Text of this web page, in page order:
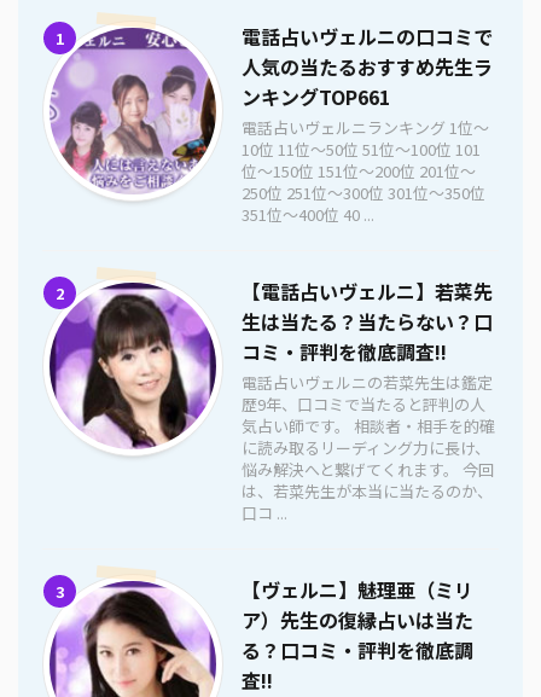
1
電話占いヴェルニの口コミで
人気の当たるおすすめ先生ラ
ンキングTOP661
電話占いヴェルニランキング 1位〜
10位 11位〜50位 51位〜100位 101
位〜150位 151位〜200位 201位〜
250位 251位〜300位 301位〜350位
351位〜400位 40 ...
2
【電話占いヴェルニ】若菜先
生は当たる？当たらない？口
コミ・評判を徹底調査!!
電話占いヴェルニの若菜先生は鑑定
歴9年、口コミで当たると評判の人
気占い師です。 相談者・相手を的確
に読み取るリーディング力に長け、
悩み解決へと繋げてくれます。 今回
は、若菜先生が本当に当たるのか、
口コ ...
3
【ヴェルニ】魅理亜（ミリ
ア）先生の復縁占いは当た
る？口コミ・評判を徹底調
査!!